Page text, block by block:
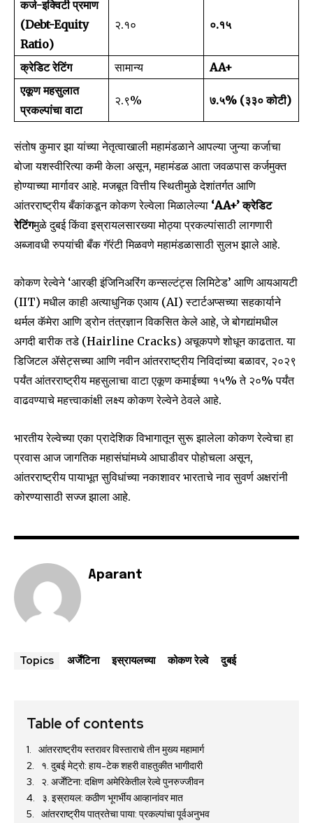
कर्ज-इक्विटी प्रमाण
(Debt-Equity
Ratio)
२.१० ०.१५
क्रेडिट रेटिंग सामान्य
AA+
एकूण महसुलात
प्रकल्पांचा वाटा
२.९% ७.५% (₹३३० कोटी)
संतोष कुमार झा यांच्या नेतृत्वाखाली महामंडळाने आपल्या जुन्या कर्जाचा
बोजा यशस्वीरित्या कमी केला असून, महामंडळ आता जवळपास कर्जमुक्त
होण्याच्या मार्गावर आहे. मजबूत वित्तीय स्थितीमुळे देशांतर्गत आणि
आंतरराष्ट्रीय बँकांकडून कोकण रेल्वेला मिळालेल्या ‘AA+’ क्रेडिट
रेटिंगमुळे दुबई किंवा इस्रायलसारख्या मोठ्या प्रकल्पांसाठी लागणारी
अब्जावधी रुपयांची बँक गॅरंटी मिळवणे महामंडळासाठी सुलभ झाले आहे.
कोकण रेल्वेने ‘आरव्ही इंजिनिअरिंग कन्सल्टंट्स लिमिटेड’ आणि आयआयटी
(IIT) मधील काही अत्याधुनिक एआय (AI) स्टार्टअप्सच्या सहकार्याने
थर्मल कॅमेरा आणि ड्रोन तंत्रज्ञान विकसित केले आहे, जे बोगद्यांमधील
अगदी बारीक तडे (Hairline Cracks) अचूकपणे शोधून काढतात. या
डिजिटल ॲसेट्सच्या आणि नवीन आंतरराष्ट्रीय निविदांच्या बळावर, २०२९
पर्यंत आंतरराष्ट्रीय महसुलाचा वाटा एकूण कमाईच्या १५% ते २०% पर्यंत
वाढवण्याचे महत्त्वाकांक्षी लक्ष्य कोकण रेल्वेने ठेवले आहे.
भारतीय रेल्वेच्या एका प्रादेशिक विभागातून सुरू झालेला कोकण रेल्वेचा हा
प्रवास आज जागतिक महासंघांमध्ये आघाडीवर पोहोचला असून,
आंतरराष्ट्रीय पायाभूत सुविधांच्या नकाशावर भारताचे नाव सुवर्ण अक्षरांनी
कोरण्यासाठी सज्ज झाला आहे.
Aparant
Topics अर्जेंटिना इस्रायलच्या कोकण रेल्वे दुबई
Table of contents
आंतरराष्ट्रीय स्तरावर विस्ताराचे तीन मुख्य महामार्ग
१. दुबई मेट्रो: हाय-टेक शहरी वाहतुकीत भागीदारी
२. अर्जेंटिना: दक्षिण अमेरिकेतील रेल्वे पुनरुज्जीवन
३. इस्रायल: कठीण भूगर्भीय आव्हानांवर मात
आंतरराष्ट्रीय पात्रतेचा पाया: प्रकल्पांचा पूर्वअनुभव